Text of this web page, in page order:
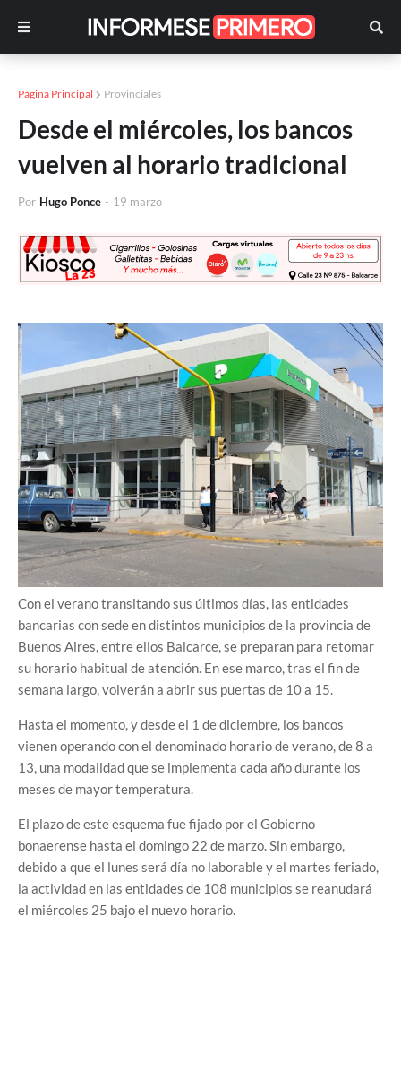
Página Principal Provinciales
Desde el miércoles, los bancos
vuelven al horario tradicional
Por Hugo Ponce - 19 marzo
Con el verano transitando sus últimos días, las entidades
bancarias con sede en distintos municipios de la provincia de
Buenos Aires, entre ellos Balcarce, se preparan para retomar
su horario habitual de atención. En ese marco, tras el fin de
semana largo, volverán a abrir sus puertas de 10 a 15.
Hasta el momento, y desde el 1 de diciembre, los bancos
vienen operando con el denominado horario de verano, de 8 a
13, una modalidad que se implementa cada año durante los
meses de mayor temperatura.
El plazo de este esquema fue fijado por el Gobierno
bonaerense hasta el domingo 22 de marzo. Sin embargo,
debido a que el lunes será día no laborable y el martes feriado,
la actividad en las entidades de 108 municipios se reanudará
el miércoles 25 bajo el nuevo horario.